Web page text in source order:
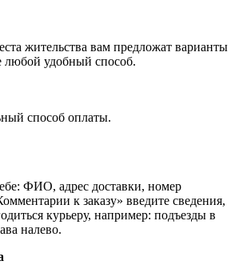
жительства вам предложат варианты
любой удобный способ.
способ оплаты.
ФИО, адрес доставки, номер
к заказу» введите сведения,
курьеру, например: подъезды в
налево.